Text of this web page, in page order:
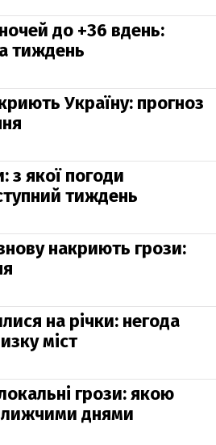
до +36 вдень:
тиждень
Україну: прогноз
з якої погоди
тиждень
накриють грози:
на річки: негода
міст
грози: якою
днями